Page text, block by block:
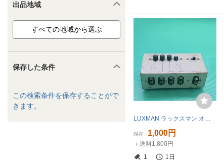
出品地域
保存した条件
この検索条件を保存することがで
きます。
LUXMAN ラックスマン オーディオ機器 チャンネルセレクター AS-4 動作未確認 現状渡し
現在 1,000円
＋送料1,800円
1
1日